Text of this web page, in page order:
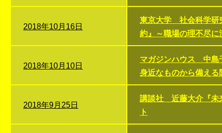
2018年10月16日
東京大学 社会科学研
約』～職場の理不尽
2018年10月10日
マガジンハウス 中島
身近なものから備える
2018年9月25日
講談社 近藤大介『未
ト